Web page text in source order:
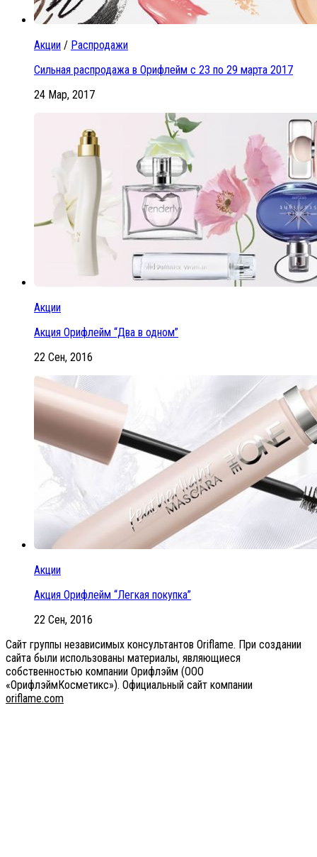
Акции / Распродажи
Сильная распродажа в Орифлейм с 23 по 29 марта 2017
24 Мар, 2017
Акции
Акция Орифлейм “Два в одном”
22 Сен, 2016
Акции
Акция Орифлейм “Легкая покупка”
22 Сен, 2016
Сайт группы независимых консультантов Oriflame. При создании
сайта были использованы материалы, являющиеся
собственностью компании Орифлэйм (ООО
«ОрифлэймКосметикс»). Официальный сайт компании
оriflаme.соm